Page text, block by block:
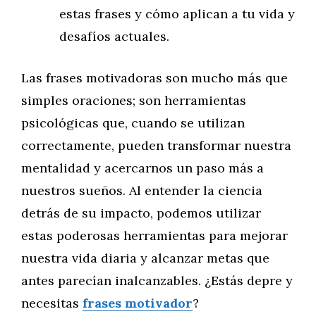
estas frases y cómo aplican a tu vida y
desafíos actuales.
Las frases motivadoras son mucho más que
simples oraciones; son herramientas
psicológicas que, cuando se utilizan
correctamente, pueden transformar nuestra
mentalidad y acercarnos un paso más a
nuestros sueños. Al entender la ciencia
detrás de su impacto, podemos utilizar
estas poderosas herramientas para mejorar
nuestra vida diaria y alcanzar metas que
antes parecían inalcanzables. ¿Estás depre y
necesitas frases motivador?